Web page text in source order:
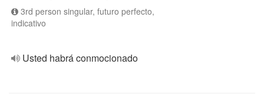
3rd person singular, futuro perfecto,
indicativo
Usted habrá conmocionado